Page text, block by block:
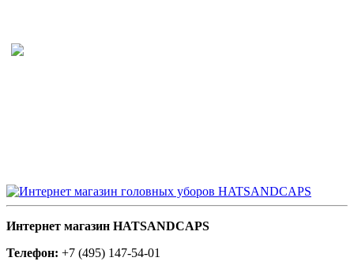
Интернет магазин HATSANDCAPS
Телефон: +7 (495) 147-54-01